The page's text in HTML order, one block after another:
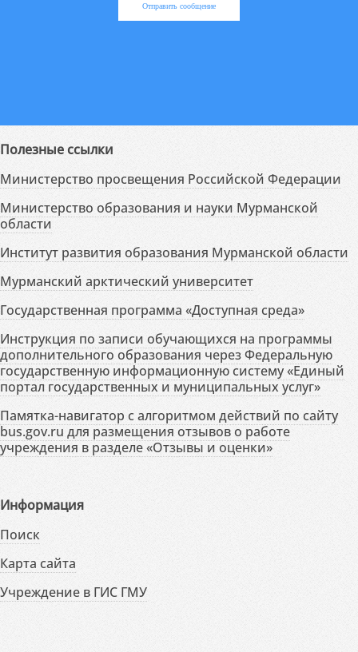
Отправить сообщение
Полезные ссылки
Министерство просвещения Российской Федерации
Министерство образования и науки Мурманской
области
Институт развития образования Мурманской области
Мурманский арктический университет
Государственная программа «Доступная среда»
Инструкция по записи обучающихся на программы
дополнительного образования через Федеральную
государственную информационную систему «Единый
портал государственных и муниципальных услуг»
Памятка-навигатор с алгоритмом действий по сайту
bus.gov.ru для размещения отзывов о работе
учреждения в разделе «Отзывы и оценки»
Информация
Поиск
Карта сайта
Учреждение в ГИС ГМУ